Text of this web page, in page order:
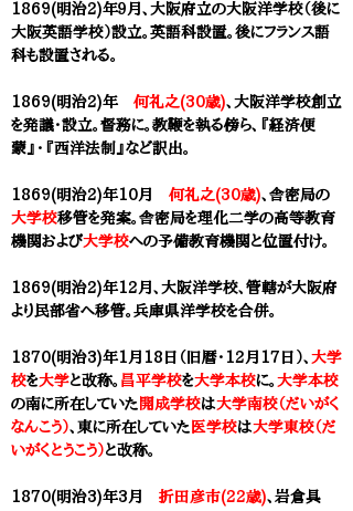
1869(明治2)年９月、大阪府立の大阪洋学校（後に
大阪英語学校）設立。英語科設置。後にフランス語
科も設置される。
1869(明治2)年 何礼之(30歳)、大阪洋学校創立
を発議・設立。督務に。教鞭を執る傍ら、『経済便
蒙』・『西洋法制』など訳出。
1869(明治2)年10月 何礼之(30歳)、舎密局の
大学校移管を発案。舎密局を理化二学の高等教育
機関および大学校への予備教育機関と位置付け。
1869(明治2)年12月、大阪洋学校、管轄が大阪府
より民部省へ移管。 兵庫県洋学校を合併。
1870(明治3)年1月18日（旧暦・12月17日）、 大学
校を大学と改称。 昌平学校を大学本校に。 大学本校
の南に所在していた 開成学校は大学南校（だいがく
なんこう）、東に所在していた 医学校は大学東校（だ
いがくとうこう）と改称。
1870(明治3)年3月 折田彦市(22歳)、岩倉具